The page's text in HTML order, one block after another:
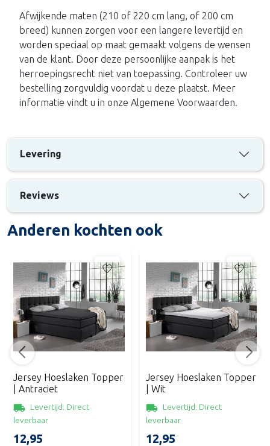
Afwijkende maten (210 of 220 cm lang, of 200 cm
breed) kunnen zorgen voor een langere levertijd en
worden speciaal op maat gemaakt volgens de wensen
van de klant. Door deze persoonlijke aanpak is het
herroepingsrecht niet van toepassing. Controleer uw
bestelling zorgvuldig voordat u deze plaatst. Meer
informatie vindt u in onze Algemene Voorwaarden.
Levering
Reviews
Anderen kochten ook
Jersey Hoeslaken Topper
| Antraciet
Levertijd: Direct
leverbaar
12,95
Jersey Hoeslaken Topper
| Wit
Levertijd: Direct
leverbaar
12,95